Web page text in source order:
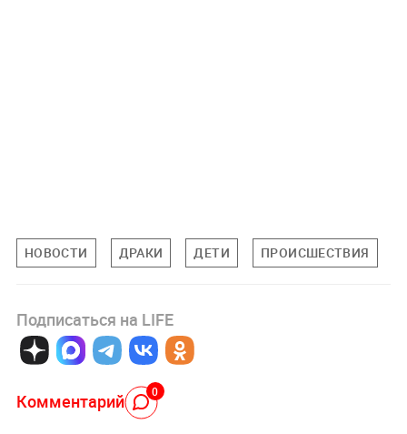
НОВОСТИ ДРАКИ ДЕТИ ПРОИСШЕСТВИЯ
Подписаться на LIFE
Комментарий 0